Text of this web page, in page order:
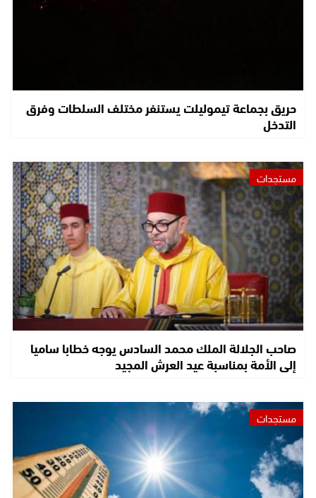
حريق بجماعة تيموليلت يستنفر مختلف السلطات وفرق
التدخل
مستجدات
صاحب الجلالة الملك محمد السادس يوجه خطابا ساميا
إلى الأمة بمناسبة عيد العرش المجيد
مستجدات